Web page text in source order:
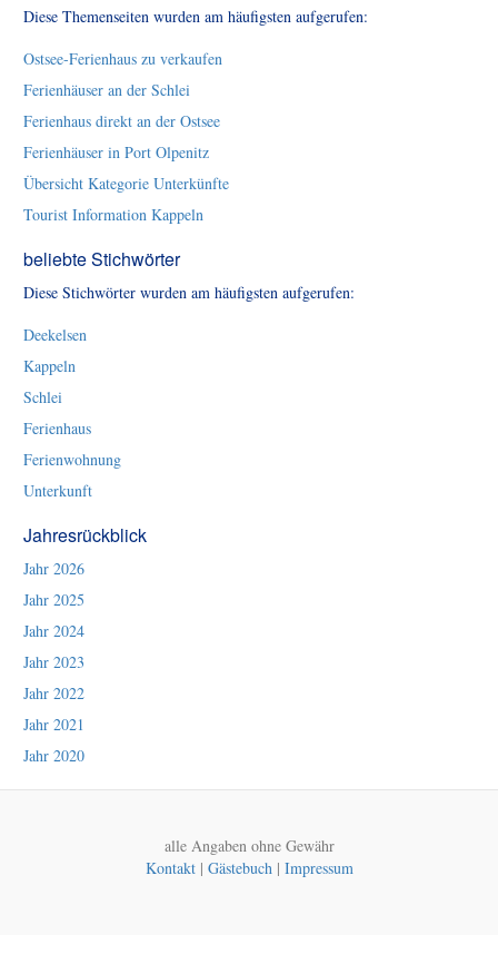
Diese Themenseiten wurden am häufigsten aufgerufen:
Ostsee-Ferienhaus zu verkaufen
Ferienhäuser an der Schlei
Ferienhaus direkt an der Ostsee
Ferienhäuser in Port Olpenitz
Übersicht Kategorie Unterkünfte
Tourist Information Kappeln
beliebte Stichwörter
Diese Stichwörter wurden am häufigsten aufgerufen:
Deekelsen
Kappeln
Schlei
Ferienhaus
Ferienwohnung
Unterkunft
Jahresrückblick
Jahr 2026
Jahr 2025
Jahr 2024
Jahr 2023
Jahr 2022
Jahr 2021
Jahr 2020
alle Angaben ohne Gewähr
Kontakt| Gästebuch| Impressum